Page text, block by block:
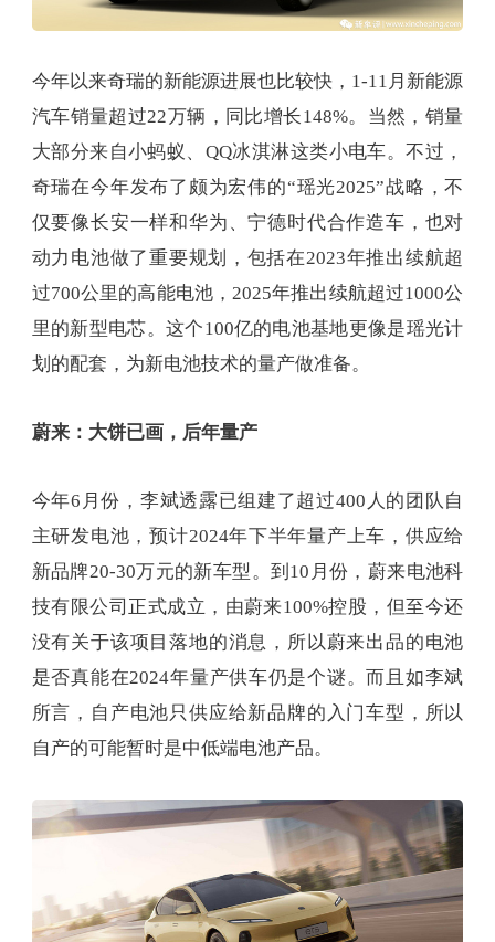
今年以来奇瑞的新能源进展也比较快，1-11月新能源
汽车销量超过22万辆，同比增长148%。当然，销量
大部分来自小蚂蚁、QQ冰淇淋这类小电车。不过，
奇瑞在今年发布了颇为宏伟的“瑶光2025”战略，不
仅要像长安一样和华为、宁德时代合作造车，也对
动力电池做了重要规划，包括在2023年推出续航超
过700公里的高能电池，2025年推出续航超过1000公
里的新型电芯。这个100亿的电池基地更像是瑶光计
划的配套，为新电池技术的量产做准备。
蔚来：大饼已画，后年量产
今年6月份，李斌透露已组建了超过400人的团队自
主研发电池，预计2024年下半年量产上车，供应给
新品牌20-30万元的新车型。到10月份，蔚来电池科
技有限公司正式成立，由蔚来100%控股，但至今还
没有关于该项目落地的消息，所以蔚来出品的电池
是否真能在2024年量产供车仍是个谜。而且如李斌
所言，自产电池只供应给新品牌的入门车型，所以
自产的可能暂时是中低端电池产品。